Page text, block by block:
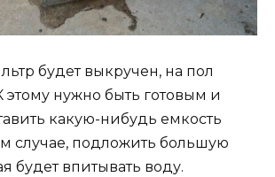
будет выкручен, на пол
этому нужно быть готовым и
какую-нибудь емкость
случае, подложить большую
будет впитывать воду.